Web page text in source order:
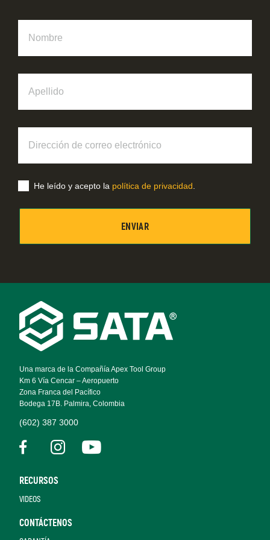
Footer
Navigation
Una marca de la Compañía Apex Tool Group
Km 6 Vía Cencar – Aeropuerto
Zona Franca del Pacífico
Bodega 17B. Palmira, Colombia
(602) 387 3000
RECURSOS
VIDEOS
CONTÁCTENOS
correo
electrónico
He leído y acepto la política de privacidad